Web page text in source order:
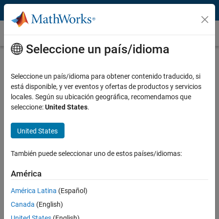
Saltar al contenido
6G
6G es la próxima generación de sistemas de telecomunicaciones
móviles, concebidos para proporcionar una conectividad inalámbrica
más inclusiva y sostenible. La investigación y el desarrollo de 6G
intentan mejorar considerablemente el rendimiento actual de 5G,
latencias más bajas.
Como resultado, los sistemas 6G pueden permitir nuevas
inteligencia artificial (AI), automatización, industrias y automóviles
equipados con conectividad a Internet, cobertura ubicua a través de
redes no terrestres (NTN), comunicación y percepción conjunta, y
telecomunicaciones de baja potencia.
Seleccione un país/idioma
Seleccione un país/idioma para obtener contenido traducido, si
está disponible, y ver eventos y ofertas de productos y servicios
locales. Según su ubicación geográfica, recomendamos que
seleccione:United States.
United States
También puede seleccionar uno de estos países/idiomas:
América
América Latina (Español)
Canada (English)